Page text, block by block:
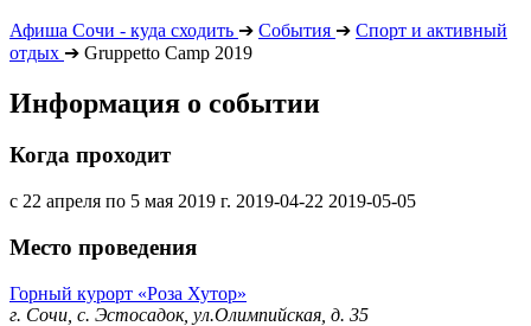
Афиша Сочи - куда сходить ➔ События ➔ Спорт и активный
отдых ➔ Gruppetto Camp 2019
Информация о событии
Когда проходит
с 22 апреля по 5 мая 2019 г. 2019-04-22 2019-05-05
Место проведения
Горный курорт «Роза Хутор»
г. Сочи, с. Эстосадок, ул.Олимпийская, д. 35